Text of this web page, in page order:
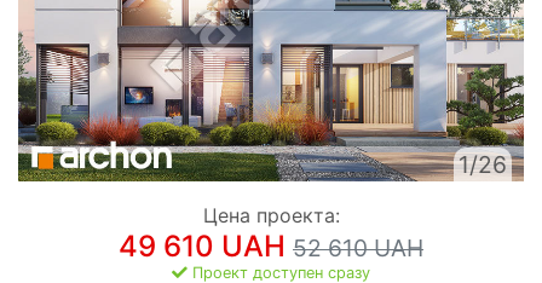
1/26
Цена проекта:
49 610 UAH 52 610 UAH
Проект доступен сразу